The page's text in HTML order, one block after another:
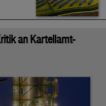
an Kartellamt-